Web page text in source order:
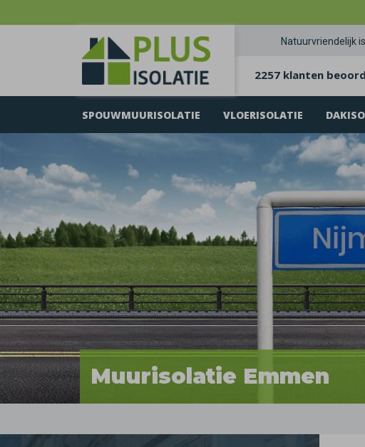
Natuurvriendelijk
2257 klanten
SPOUWMUURISOLATIE VLOERISOLATIE
Muurisolatie Emmen